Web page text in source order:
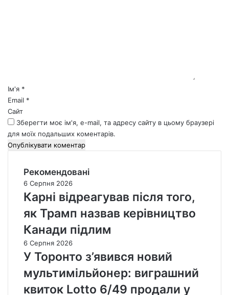
*Ім'я *
Email *
Сайт
Зберегти моє ім'я, e-mail, та адресу сайту в цьому браузері
для моїх подальших коментарів.
Рекомендовані
6 Серпня 2026
Карні відреагував після того,
як Трамп назвав керівництво
Канади підлим
6 Серпня 2026
У Торонто з’явився новий
мультимільйонер: виграшний
квиток Lotto 6/49 продали у